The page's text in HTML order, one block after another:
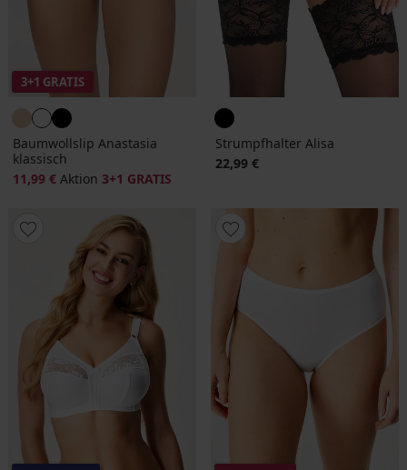
3+1 GRATIS
Baumwollslip Anastasia
klassisch
11,99 € Aktion 3+1 GRATIS
Strumpfhalter Alisa
22,99 €